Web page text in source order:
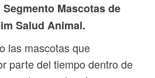
Mascotas de
Salud Animal.
las mascotas que
parte del tiempo dentro de